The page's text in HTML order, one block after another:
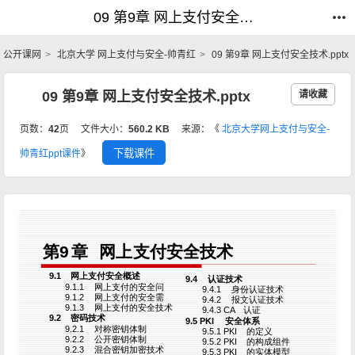
09 第9章 网上支付安全技术.pptx_网上支付与安全-帅青红_公开课网
09 第9章 网上支付安全技术.pptx_网上支付与安全-帅青红_公开课网
公开课网 北京大学 网上支付与安全-帅青红 09 第9章 网上支付安全技术.pptx
09 第9章 网上支付安全技术.pptx 请收藏
页数：42页 文件大小：560.2 KB 来源：《北京大学网上支付与安全-
帅青红ppt课件》 下载课件